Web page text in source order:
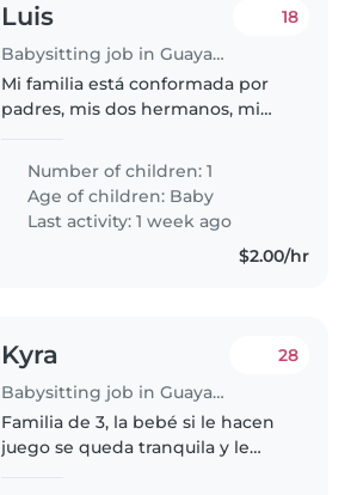
Luis
Babysitting job in Guayaquil
18
Mi familia está conformada por
padres, mis dos hermanos, mi
gatos y 1 perro. Buscamos que la
persona que desee el trabajo
realice activadas básicas..
Number of children: 1
Age of children: Baby
Last activity: 1 week ago
$2.00/hr
Kyra
Babysitting job in Guayaquil
28
Familia de 3, la bebé si le hacen
juego se queda tranquila y le